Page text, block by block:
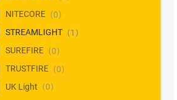
NITECORE
0
STREAMLIGHT
1
SUREFIRE
0
TRUSTFIRE
0
UK Light
0